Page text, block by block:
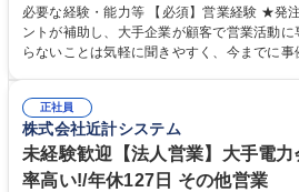
会議等）7割、外勤（訪問、情報収集等）3割の割合
東京を中心とした大手電力会社（1社20～
件）。 ・内勤（70％）：問合せ対応、提案
OJT中心で専門知識を丁寧に指導します。
ジュールや出張を調整でき、自由度の高い柔
す。 募集職種 【法人営業】大手電力会社等への営業/国内TOPシェア製品/
定着率高い!/年休127日
必要な経験・能力等 【必須】営業経験 ★発
ントが補助し、大手企業が顧客で営業活動に専
らないことは気軽に聞きやすく、今までに
し、組織全体で学び合う文化があります！
は数年スパンの戦略的関係を重視。顧客の課
い方に最適です！ ■プロセス重視の評価で過
ありません。 ■離職率は低く、定着率が高い！ 学歴・資格 学歴：大
大学 語学力： 資格：
正社員
株式会社近計システム
未経験歓迎【法人営業】大手電
率高い!/年休127日 その他営業